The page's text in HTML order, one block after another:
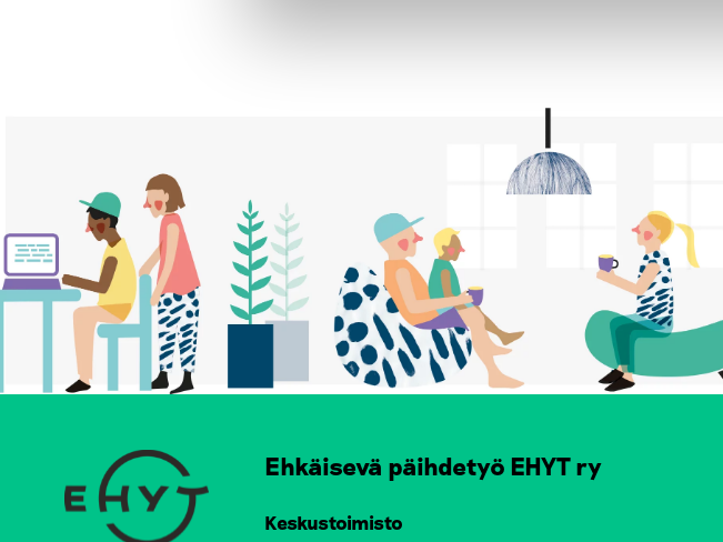
Ehkäisevä päihdetyö EHYT ry
Keskustoimisto